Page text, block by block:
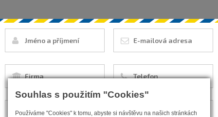
Souhlas s použitím "Cookies"
Používáme "Cookies" k tomu, abyste si návštěvu na našich stránkách